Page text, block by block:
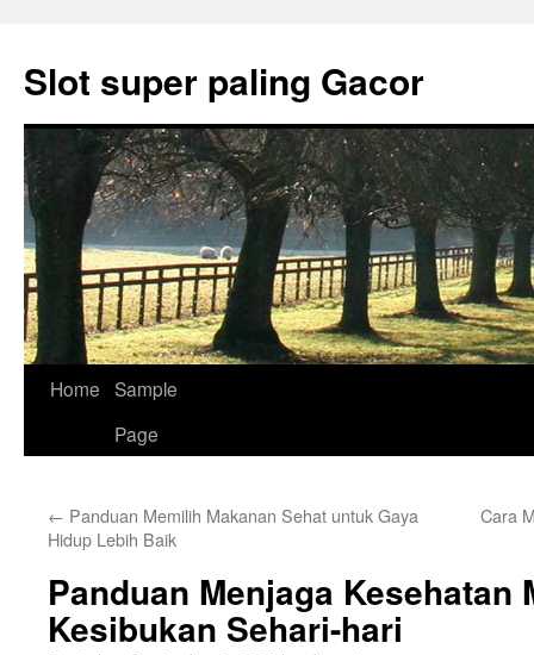
content
Slot super paling Gacor
Home Sample
Page
← Panduan Memilih Makanan Sehat untuk Gaya
Hidup Lebih Baik
Cara
Panduan Menjaga Kesehatan
Kesibukan Sehari-hari